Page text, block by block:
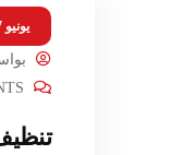
يونيو 7, 2026